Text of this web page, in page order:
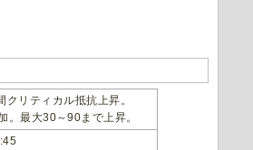
リティカル抵抗上昇。
。最大30～90まで上昇。